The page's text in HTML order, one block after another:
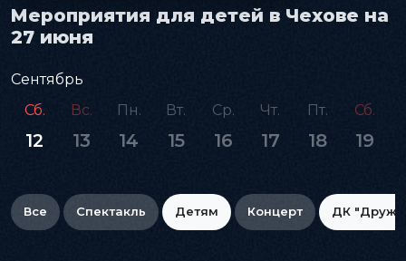
Мероприятия для детей в Чехове на
27 июня
Сентябрь
Сб.
12
Вс.
13
Пн.
14
Вт.
15
Ср.
16
Чт.
17
Пт.
18
Сб.
19
Все Спектакль Детям Концерт ДК